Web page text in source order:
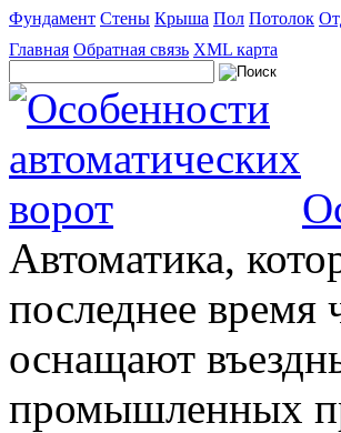
Фундамент Стены Крыша Пол Потолок
Главная Обратная связь XML карта
Автоматика,
последнее время
оснащают
промышленных